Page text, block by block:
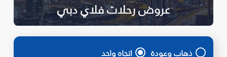
عروض رحلات فلاي دبي
ذهاب وعودة اتجاه واحد